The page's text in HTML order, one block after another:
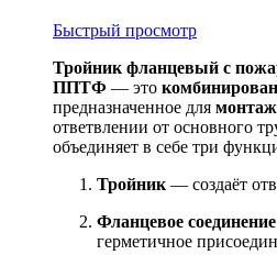
Быстрый просмотр
Тройник фланцевый с
ППТФ — это
предназначенное для
ответвлении от основного
объединяет в себе три
Тройник — создаёт
Фланцевое соединение
герметичное